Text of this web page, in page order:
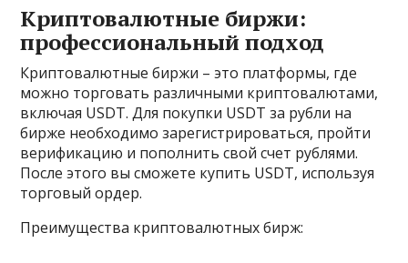
Криптовалютные биржи:
профессиональный подход
Криптовалютные биржи – это платформы, где
можно торговать различными криптовалютами,
включая USDT. Для покупки USDT за рубли на
бирже необходимо зарегистрироваться, пройти
верификацию и пополнить свой счет рублями.
После этого вы сможете купить USDT, используя
торговый ордер.
Преимущества криптовалютных бирж: